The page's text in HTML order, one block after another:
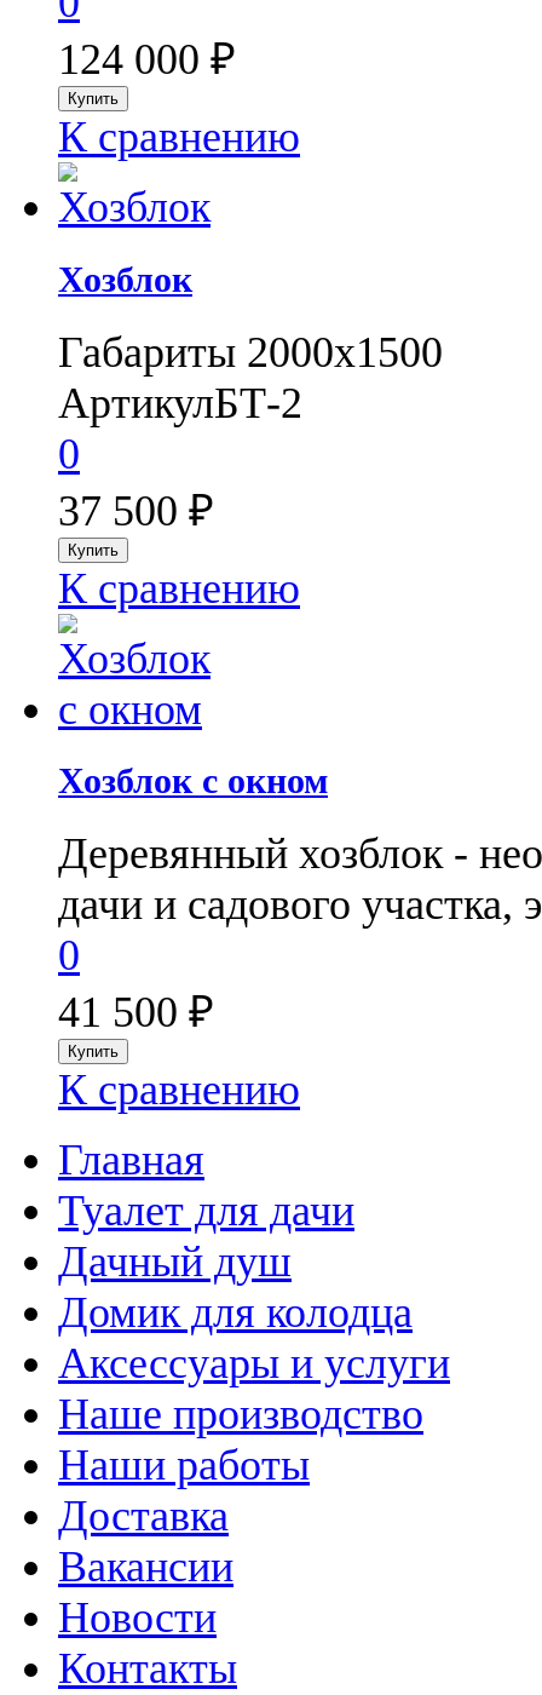
124 000 ₽
К сравнению
Хозблок
Габариты 2000х1500
АртикулБТ-2
0
37 500 ₽
К сравнению
Хозблок с окном
Деревянный хозблок -
дачи и садового участка,
0
41 500 ₽
К сравнению
Главная
Туалет для дачи
Дачный душ
Домик для колодца
Аксессуары и услуги
Наше производство
Наши работы
Доставка
Вакансии
Новости
Контакты